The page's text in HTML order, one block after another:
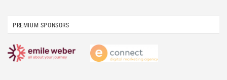
PREMIUM SPONSORS